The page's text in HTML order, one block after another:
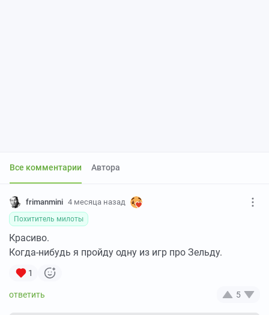
Все комментарии Автора
frimanmini 4 месяца назад
Похититель милоты
Красиво.
Когда-нибудь я пройду одну из игр про Зельду.
1
5